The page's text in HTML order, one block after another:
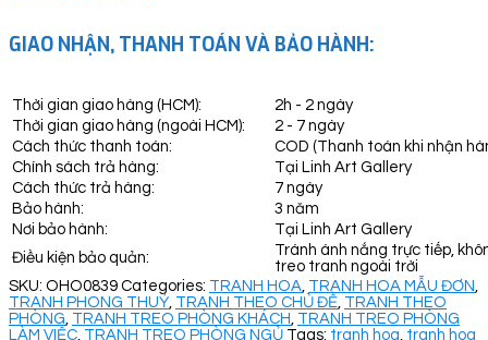
GIAO NHẬN, THANH TOÁN VÀ BẢO HÀNH:
Thời gian giao hàng (HCM):
2h - 2 ngày
Thời gian giao hàng (ngoài HCM):
2 - 7 ngày
Cách thức thanh toán:
COD (Thanh toán khi nhận
Chính sách trả hàng:
Tại Linh Art Gallery
Cách thức trả hàng:
7 ngày
Bảo hành:
3 năm
Nơi bảo hành:
Tại Linh Art Gallery
Điều kiện bảo quản:
Tránh ánh nắng trực tiếp,
treo tranh ngoài trời
SKU: OHO0839 Categories: TRANH HOA TRANH HOA MẪU ĐƠN
TRANH PHONG THUỶ TRANH THEO CHỦ ĐỀ TRANH THEO
PHÒNG TRANH TREO PHÒNG KHÁCH TRANH TREO PHÒNG
LÀM VIỆC TRANH TREO PHÒNG NGỦ Tags: tranh hoa tranh hoa